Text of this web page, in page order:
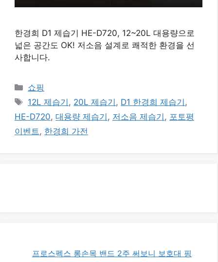
한경희 D1 제습기 HE-D720, 12~20L 대용량으로
넓은 공간도 OK! 저소음 설계로 쾌적한 환경을 선
사합니다.
카
테
리
쇼핑
태
그
12L 제습기 , 20L 제습기 , D1 한경희 제습기 ,
HE-D720, 대용량 제습기 , 저소음 제습기 , 포토평
이벤트 , 한경희 가전
프로스펙스 롱손목 밴드 2주 써보니 보호대 핑